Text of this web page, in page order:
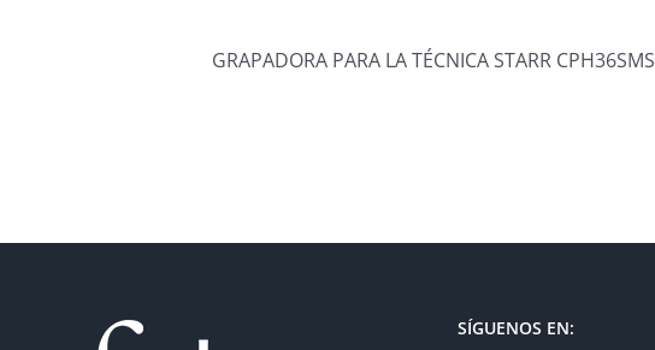
GRAPADORA PARA LA TÉCNICA STARR CPH36SMS
SÍGUENOS EN: